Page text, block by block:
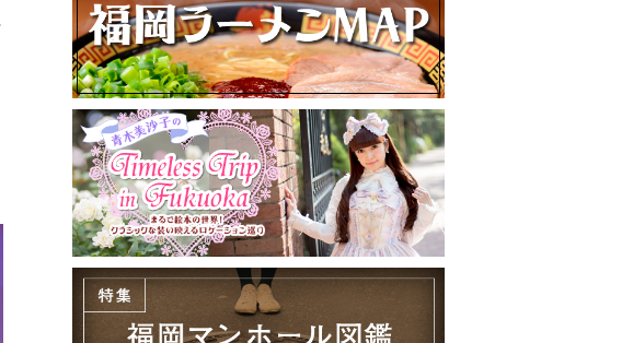
磯ぎよからず 博多本店 〜 ヴィーガン・ベジタリアンメニュー試
食ツアー in 福岡市！〜
2023.03.02
リトルスタンド大名店 〜 ヴィーガン・ベジタリアンメニュー
試食ツアー in 福岡市！〜
2023.02.28
東筑軒 折尾本社うどん店